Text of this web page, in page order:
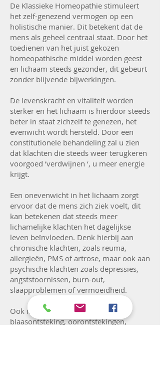
De Klassieke Homeopathie stimuleert
het zelf-genezend vermogen op een
holistische manier. Dit betekent dat de
mens als geheel centraal staat. Door het
toedienen van het juist gekozen
homeopathische middel worden geest
en lichaam steeds gezonder, dit gebeurt
zonder blijvende bijwerkingen.
De levenskracht en vitaliteit worden
sterker en het lichaam is hierdoor steeds
beter in staat zichzelf te genezen, het
evenwicht wordt hersteld. Door een
constitutionele behandeling zal u zien
dat klachten die steeds weer terugkeren
voorgoed ‘verdwijnen ‘, u meer energie
krijgt.
Een onevenwicht in het lichaam zorgt
ervoor dat de mens zich ziek voelt, dit
kan betekenen dat steeds meer
lichamelijke klachten het dagelijkse
leven beïnvloeden. Denk hierbij aan
chronische klachten, zoals reuma,
allergieën, PMS of artrose, maar ook aan
psychische klachten zoals depressies,
angststoornissen, burn-out,
slaapproblemen of vermoeidheid.
Ook in acute situaties, zoals een
blaasontsteking, oorontstekingen,